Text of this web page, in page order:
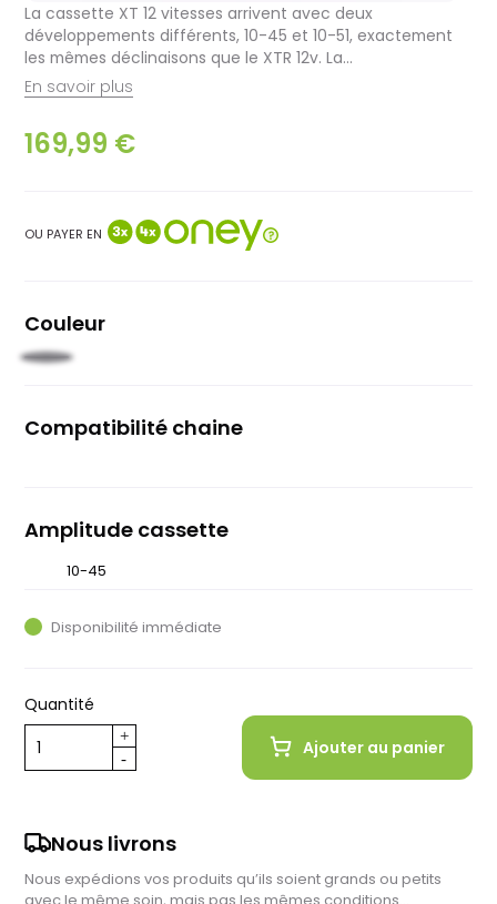
La cassette XT 12 vitesses arrivent avec deux
développements différents, 10-45 et 10-51, exactement
les mêmes déclinaisons que le XTR 12v. La...
En savoir plus
169,99 €
OU PAYER EN
Couleur
Noir
Compatibilité chaine
Amplitude cassette
10-45
Disponibilité immédiate
Quantité
Ajouter au panier
Nous livrons
Nous expédions vos produits qu’ils soient grands ou petits